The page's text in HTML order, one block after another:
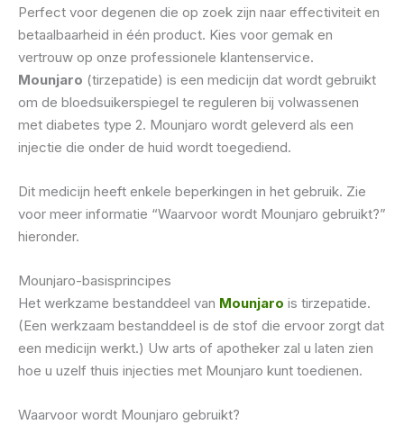
Perfect voor degenen die op zoek zijn naar effectiviteit en
betaalbaarheid in één product. Kies voor gemak en
vertrouw op onze professionele klantenservice.
Mounjaro (tirzepatide) is een medicijn dat wordt gebruikt
om de bloedsuikerspiegel te reguleren bij volwassenen
met diabetes type 2. Mounjaro wordt geleverd als een
injectie die onder de huid wordt toegediend.
Dit medicijn heeft enkele beperkingen in het gebruik. Zie
voor meer informatie “Waarvoor wordt Mounjaro gebruikt?”
hieronder.
Mounjaro-basisprincipes
Het werkzame bestanddeel van Mounjaro is tirzepatide.
(Een werkzaam bestanddeel is de stof die ervoor zorgt dat
een medicijn werkt.) Uw arts of apotheker zal u laten zien
hoe u uzelf thuis injecties met Mounjaro kunt toedienen.
Waarvoor wordt Mounjaro gebruikt?